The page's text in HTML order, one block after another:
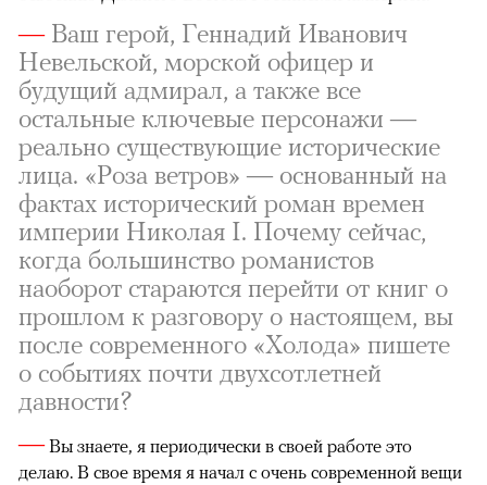
—Ваш герой, Геннадий Иванович
Невельской, морской офицер и
будущий адмирал, а также все
остальные ключевые персонажи —
реально существующие исторические
лица. «Роза ветров» — основанный на
фактах исторический роман времен
империи Николая I. Почему сейчас,
когда большинство романистов
наоборот стараются перейти от книг о
прошлом к разговору о настоящем, вы
после современного «Холода» пишете
о событиях почти двухсотлетней
давности?
—Вы знаете, я периодически в своей работе это
делаю. В свое время я начал с очень современной вещи